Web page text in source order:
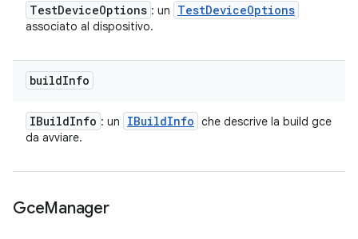
TestDeviceOptions : un TestDeviceOptions
associato al dispositivo.
buildInfo
IBuildInfo : un IBuildInfo che descrive la build gce
da avviare.
GceManager